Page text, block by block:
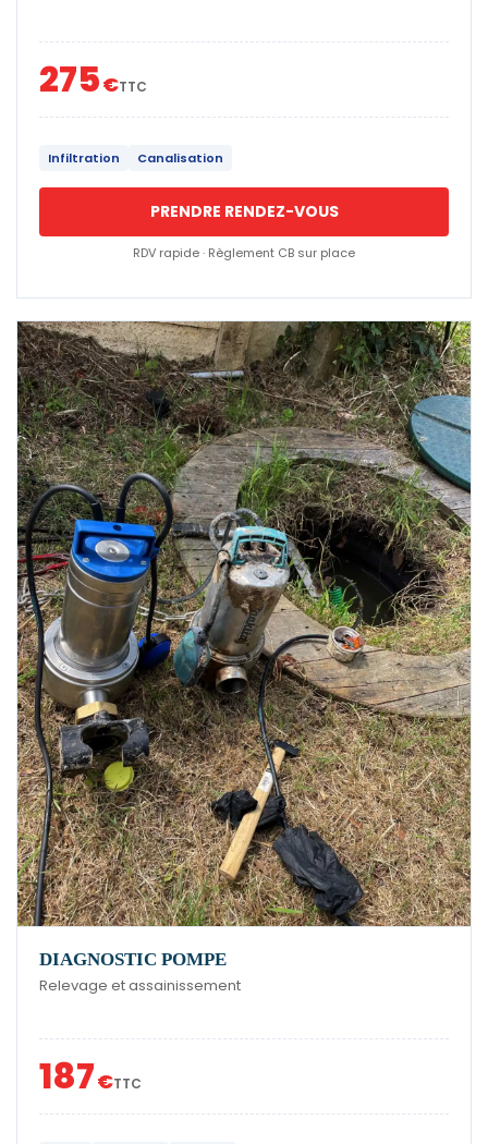
275€TTC
Infiltration Canalisation
PRENDRE RENDEZ-VOUS
RDV rapide · Règlement CB sur place
DIAGNOSTIC POMPE
Relevage et assainissement
187€TTC